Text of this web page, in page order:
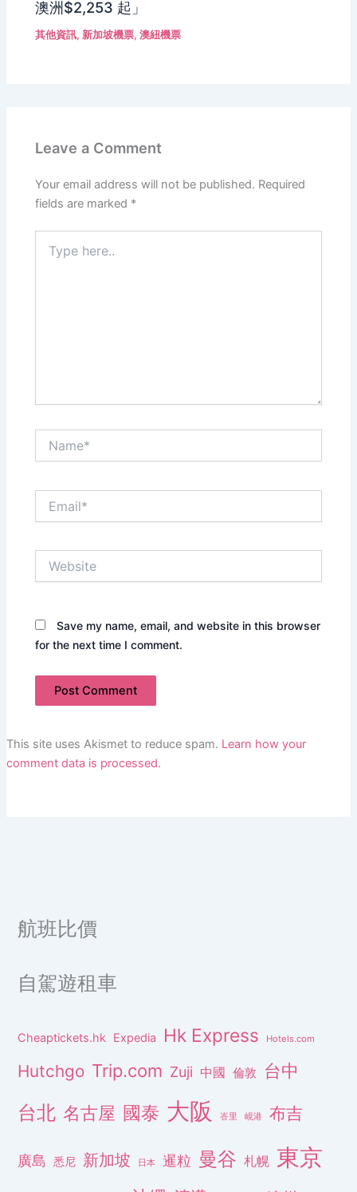
澳洲$2,253 起」
其他資訊,新加坡機票,澳紐機票
Leave a Comment
Your email address will not be published. Required
fields are marked *
here..
Save my name, email, and website in this browser
for the next time I comment.
This site uses Akismet to reduce spam. Learn how your
comment data is processed.
航班比價
自駕遊租車
Cheaptickets.hk Expedia Hk Express Hotels.com
Hutchgo Trip.com Zuji 中國 倫敦 台中
台北 名古屋 國泰 大阪 峇里 峴港 布吉
廣島 悉尼 新加坡 日本 暹粒 曼谷 札幌 東京